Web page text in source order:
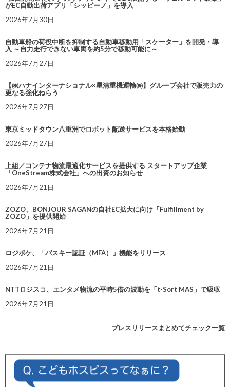
がEC自動出荷アプリ「シッピーノ」を導入
2026年7月30日
自動車船の荷役中断を抑制する自動車移動用「スケーター」を開発・導
入 ～自力走行できない車両を約5分で移動可能に～
2026年7月27日
【㈱ハナインターナショナル×星清重機運輸㈱】グループ会社で販売力の
更なる強化ねらう
2026年7月27日
東京ミッドタウン八重洲でロボット配送サービスを本格始動
2026年7月27日
上組／コンテナ物流最適化サービスを提供する スタートアップ企業
「OneStream株式会社」への出資のお知らせ
2026年7月21日
ZOZO、BONJOUR SAGANの自社EC拡大に向け「Fulfillment by
ZOZO」を提供開始
2026年7月21日
ロジポケ、「パスキー認証（MFA）」機能をリリース
2026年7月21日
NTTロジスコ、エンタメ物流の平時5倍の波動を「t-Sort MAS」で吸収
2026年7月21日
プレスリリースまとめてチェック一覧